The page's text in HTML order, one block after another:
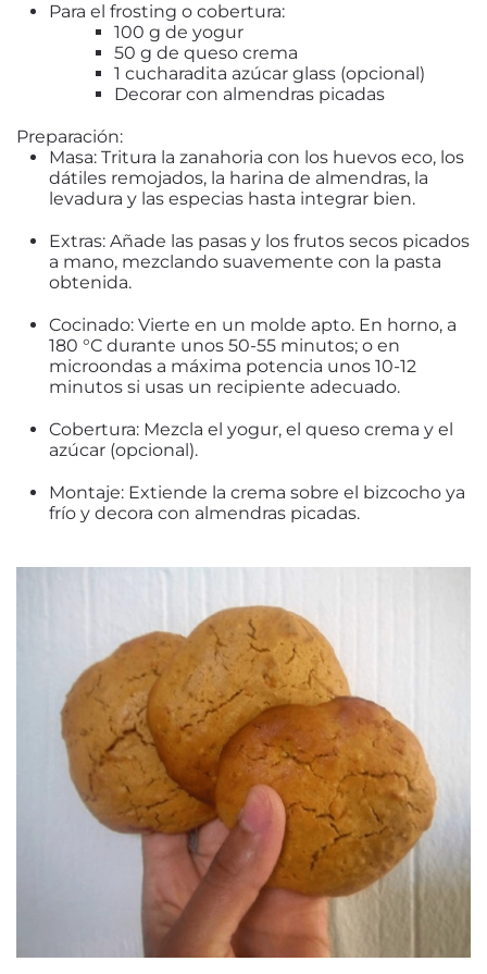
Para el frosting o cobertura:
100 g de yogur
50 g de queso crema
1 cucharadita azúcar glass (opcional)
Decorar con almendras picadas
Preparación:
Masa: Tritura la zanahoria con los huevos eco, los
dátiles remojados, la harina de almendras, la
levadura y las especias hasta integrar bien.
Extras: Añade las pasas y los frutos secos picados
a mano, mezclando suavemente con la pasta
obtenida.
Cocinado: Vierte en un molde apto. En horno, a
180 °C durante unos 50-55 minutos; o en
microondas a máxima potencia unos 10-12
minutos si usas un recipiente adecuado.
Cobertura: Mezcla el yogur, el queso crema y el
azúcar (opcional).
Montaje: Extiende la crema sobre el bizcocho ya
frío y decora con almendras picadas.